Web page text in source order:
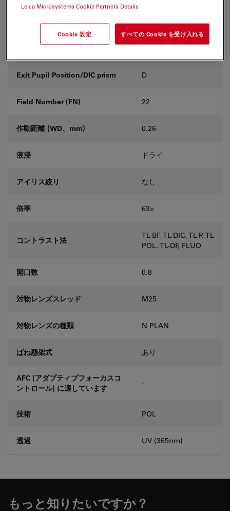
補正環 (CORR) -
カバーガラス
Exit Pupil Position/DIC prism D
Field Number (FN) 22
作動距離 (WD、mm) 0.26
液浸 ドライ
アイリス絞り なし
倍率 63⨉
コントラスト法
TL-BF, TL-DIC, TL-P, TL-
POL, TL-DF, FLUO
開口数 0.8
対物レンズスレッド M25
対物レンズの種類 N PLAN
ばね懸架式 あり
AFC (アダプティブフォーカスコ
ントロール) に適しています
-
技術 POL
透過 UV (365nm)
もっと知りたいですか？
Leica Microsystems Cookie Partners Details
Cookie 設定 すべての Cookie を受け入れる